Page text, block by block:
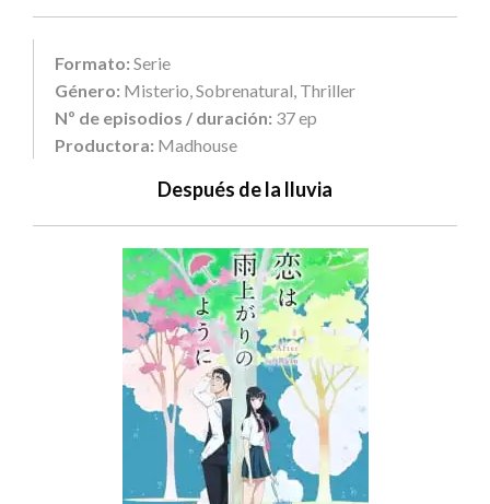
Formato: Serie
Género: Misterio, Sobrenatural, Thriller
Nº de episodios / duración: 37 ep
Productora: Madhouse
Después de la lluvia